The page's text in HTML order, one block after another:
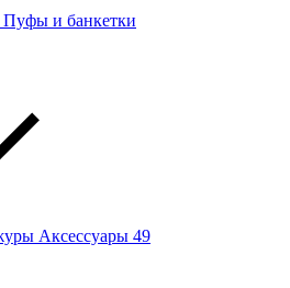
Пуфы и банкетки
Аксессуары 49